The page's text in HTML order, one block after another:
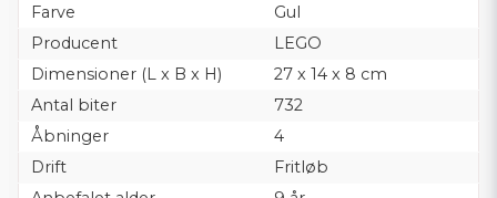
Farve
Gul
Producent
LEGO
Dimensioner (L x B x H)
27 x 14 x 8 cm
Antal biter
732
Åbninger
4
Drift
Fritløb